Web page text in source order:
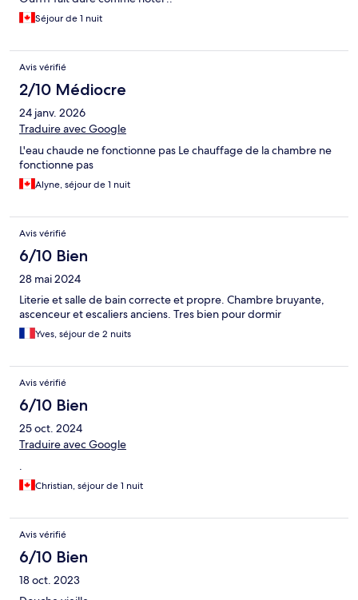
Séjour de 1 nuit
Avis vérifié
2/10 Médiocre
24 janv. 2026
Traduire avec Google
L'eau chaude ne fonctionne pas Le chauffage de la chambre ne
fonctionne pas
Alyne, séjour de 1 nuit
Avis vérifié
6/10 Bien
28 mai 2024
Literie et salle de bain correcte et propre. Chambre bruyante,
ascenceur et escaliers anciens. Tres bien pour dormir
Yves, séjour de 2 nuits
Avis vérifié
6/10 Bien
25 oct. 2024
Traduire avec Google
.
Christian, séjour de 1 nuit
Avis vérifié
6/10 Bien
18 oct. 2023